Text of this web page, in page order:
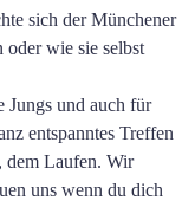
sich der Münchener
wie sie selbst
Jungs und auch für
entspanntes Treffen
dem Laufen. Wir
uns wenn du dich